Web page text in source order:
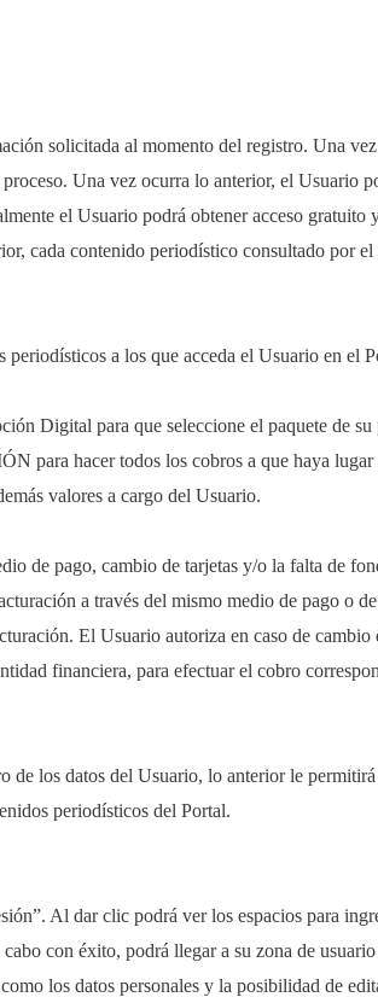
solicitada al momento del registro. Una
Una vez ocurra lo anterior, el Usuario
el Usuario podrá obtener acceso gratuito
cada contenido periodístico consultado por
a los que acceda el Usuario en el
Digital para que seleccione el paquete de
para hacer todos los cobros a que haya lugar
valores a cargo del Usuario.
de pago, cambio de tarjetas y/o la falta de
a través del mismo medio de pago o
El Usuario autoriza en caso de
financiera, para efectuar el cobro
los datos del Usuario, lo anterior le
periodísticos del Portal.
Al dar clic podrá ver los espacios para
con éxito, podrá llegar a su zona de
los datos personales y la posibilidad de